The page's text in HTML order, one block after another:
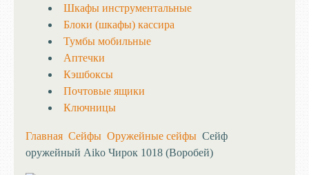
Шкафы инструментальные
Блоки (шкафы) кассира
Тумбы мобильные
Аптечки
Кэшбоксы
Почтовые ящики
Ключницы
Главная Сейфы Оружейные сейфы Сейф
оружейный Aiko Чирок 1018 (Воробей)